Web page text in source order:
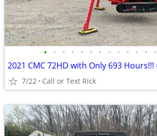
• • • • • • • • • • • • •
2021 CMC 72HD with Only 693 Hours!!!
7/22 Call or Text Rick